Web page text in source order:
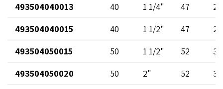
493504040013
40 1 1/4" 47
29
493504040015
40 1 1/2" 47
29
493504050015
50 1 1/2" 52
38
493504050020
50 2" 52
38